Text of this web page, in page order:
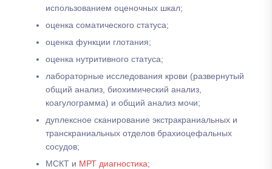
использованием оценочных шкал;
оценка соматического статуса;
оценка функции глотания;
оценка нутритивного статуса;
лабораторные исследования крови (развернутый
общий анализ, биохимический анализ,
коагулограмма) и общий анализ мочи;
дуплексное сканирование экстракраниальных и
транскраниальных отделов брахиоцефальных
сосудов;
МСКТ и МРТ диагностика;